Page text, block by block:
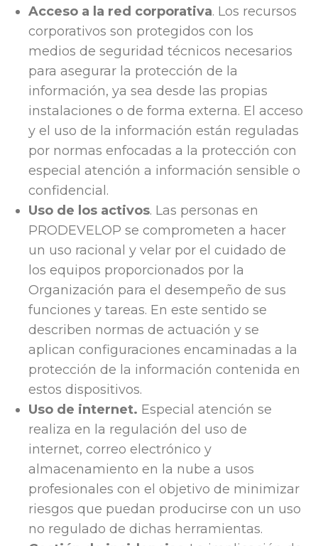
Acceso a la red corporativa. Los recursos
corporativos son protegidos con los
medios de seguridad técnicos necesarios
para asegurar la protección de la
información, ya sea desde las propias
instalaciones o de forma externa. El acceso
y el uso de la información están reguladas
por normas enfocadas a la protección con
especial atención a información sensible o
confidencial.
Uso de los activos. Las personas en
PRODEVELOP se comprometen a hacer
un uso racional y velar por el cuidado de
los equipos proporcionados por la
Organización para el desempeño de sus
funciones y tareas. En este sentido se
describen normas de actuación y se
aplican configuraciones encaminadas a la
protección de la información contenida en
estos dispositivos.
Uso de internet. Especial atención se
realiza en la regulación del uso de
internet, correo electrónico y
almacenamiento en la nube a usos
profesionales con el objetivo de minimizar
riesgos que puedan producirse con un uso
no regulado de dichas herramientas.